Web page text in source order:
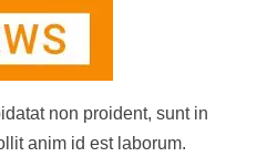
non proident, sunt in
anim id est laborum.